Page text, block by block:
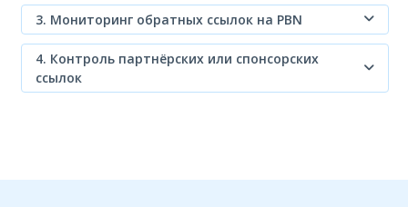
3. Мониторинг обратных ссылок на PBN
4. Контроль партнёрских или спонсорских
ссылок